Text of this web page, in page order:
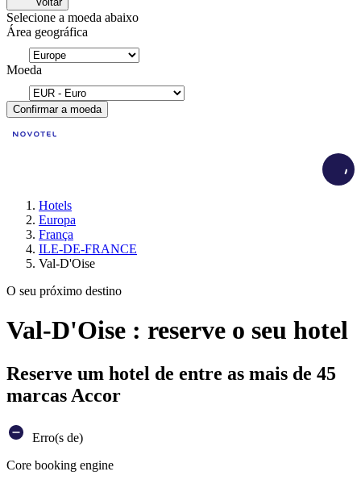
Selecione a moeda abaixo
Área geográfica
Moeda
Confirmar a moeda
Hotels
Europa
França
ILE-DE-FRANCE
Val-D'Oise
O seu próximo destino
Val-D'Oise : reserve o seu hotel
Reserve um hotel de entre as mais de 45
marcas Accor
Erro(s de)
Core booking engine